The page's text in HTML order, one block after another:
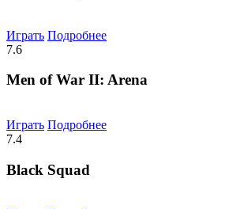
Играть Подробнее
7.6
Men of War II: Arena
Играть Подробнее
7.4
Black Squad